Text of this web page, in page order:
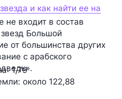
и как найти ее на
не входит в состав
Большой
от большинства других
с арабского
: 1,79
: около 122,88